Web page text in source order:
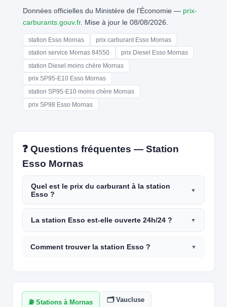
Données officielles du Ministère de l'Économie — prix-
carburants.gouv.fr. Mise à jour le 08/08/2026.
station Esso Mornas
prix carburant Esso Mornas
station service Mornas 84550
prix Diesel Esso Mornas
station Diesel moins chère Mornas
prix SP95-E10 Esso Mornas
station SP95-E10 moins chère Mornas
prix SP98 Esso Mornas
❓ Questions fréquentes — Station
Esso Mornas
Quel est le prix du carburant à la station
Esso ?
La station Esso est-elle ouverte 24h/24 ?
Comment trouver la station Esso ?
⛽ Stations à Mornas 🗂️ Vaucluse